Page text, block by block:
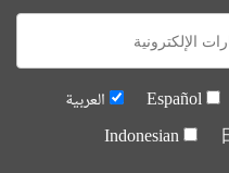
Español
العربية
Indonesian